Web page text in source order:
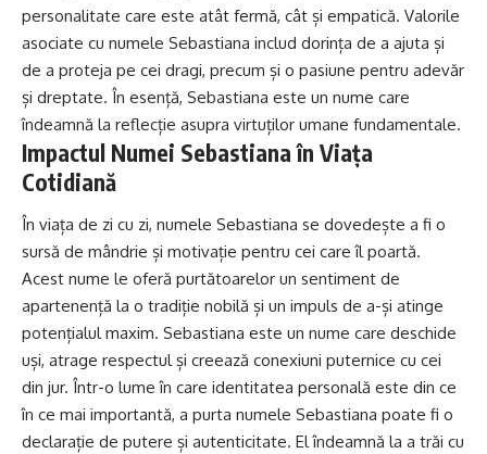
personalitate care este atât fermă, cât și empatică. Valorile
asociate cu numele Sebastiana includ dorința de a ajuta și
de a proteja pe cei dragi, precum și o pasiune pentru adevăr
și dreptate. În esență, Sebastiana este un nume care
îndeamnă la reflecție asupra virtuților umane fundamentale.
Impactul Numei Sebastiana în Viața
Cotidiană
În viața de zi cu zi, numele Sebastiana se dovedește a fi o
sursă de mândrie și motivație pentru cei care îl poartă.
Acest nume le oferă purtătoarelor un sentiment de
apartenență la o tradiție nobilă și un impuls de a-și atinge
potențialulmaxim. Sebastiana este un nume care deschide
uși, atrage respectul și creează conexiuni puternice cu cei
din jur. Într-o lume în care identitatea personală este din ce
în ce mai importantă, a purta numele Sebastiana poate fi o
declarație de putere și autenticitate. El îndeamnă la a trăi cu